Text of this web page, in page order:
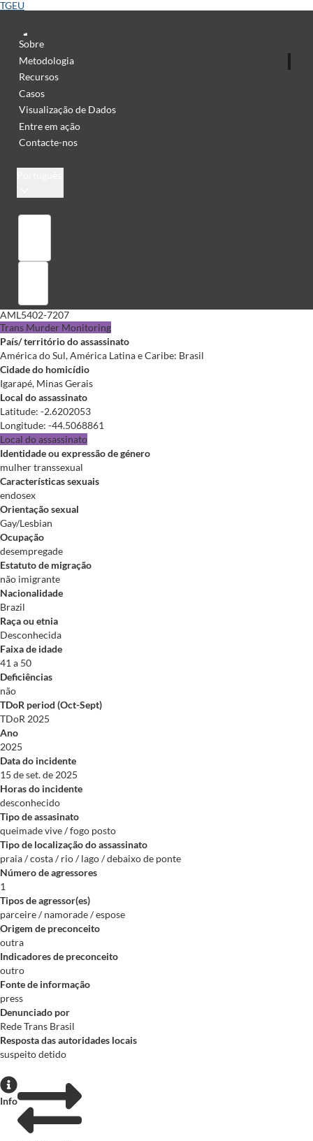
TGEU
Sobre
Metodologia
Recursos
Casos
Visualização de Dados
Entre em ação
Contacte-nos
AML5402-7207
Trans Murder Monitoring
País/ território do assassinato
América do Sul, América Latina e Caribe: Brasil
Cidade do homicídio
Igarapé, Minas Gerais
Local do assassinato
Latitude: -2.6202053
Longitude: -44.5068861
Local do assassinato
Identidade ou expressão de género
mulher transsexual
Características sexuais
endosex
Orientação sexual
Gay/Lesbian
Ocupação
desempregade
Estatuto de migração
não imigrante
Nacionalidade
Brazil
Raça ou etnia
Desconhecida
Faixa de idade
41 a 50
Deficiências
não
TDoR period (Oct-Sept)
TDoR 2025
Ano
2025
Data do incidente
15 de set. de 2025
Horas do incidente
desconhecido
Tipo de assasinato
queimade vive / fogo posto
Tipo de localização do assassinato
praia / costa / rio / lago / debaixo de ponte
Número de agressores
1
Tipos de agressor(es)
parceire / namorade / espose
Origem de preconceito
outra
Indicadores de preconceito
outro
Fonte de informação
press
Denunciado por
Rede Trans Brasil
Resposta das autoridades locais
suspeito detido
Info